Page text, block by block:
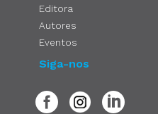
Editora
Autores
Eventos
Siga-nos